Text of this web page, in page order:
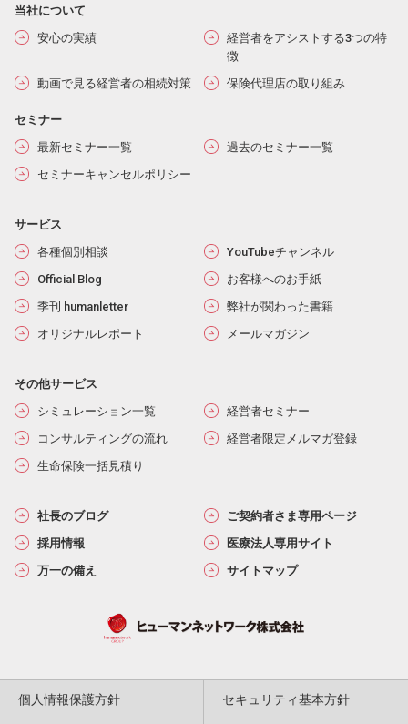
当社について
安心の実績
経営者をアシストする3つの特
徴
動画で見る経営者の相続対策
保険代理店の取り組み
セミナー
最新セミナー一覧
過去のセミナー一覧
セミナーキャンセルポリシー
サービス
各種個別相談
YouTubeチャンネル
Official Blog
お客様へのお手紙
季刊 humanletter
弊社が関わった書籍
オリジナルレポート
メールマガジン
その他サービス
シミュレーション一覧
経営者セミナー
コンサルティングの流れ
経営者限定メルマガ登録
生命保険一括見積り
社長のブログ
ご契約者さま専用ページ
採用情報
医療法人専用サイト
万一の備え
サイトマップ
個人情報保護方針 セキュリティ基本方針